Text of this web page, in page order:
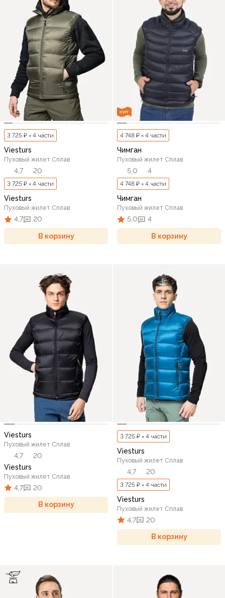
3 725 ₽ × 4 части
Viesturs
Пуховый жилет Сплав
4,7 20
3 725 ₽ × 4 части
Viesturs
Пуховый жилет Сплав
4,7 20
В корзину
ХИТ
4 748 ₽ × 4 части
Чимган
Пуховый жилет Сплав
5,0 4
4 748 ₽ × 4 части
Чимган
Пуховый жилет Сплав
5,0 4
В корзину
Viesturs
Пуховый жилет Сплав
4,7
20
Viesturs
Пуховый жилет Сплав
4,7 20
В корзину
3 725 ₽ × 4 части
Viesturs
Пуховый жилет Сплав
4,7 20
3 725 ₽ × 4 части
Viesturs
Пуховый жилет Сплав
4,7 20
В корзину